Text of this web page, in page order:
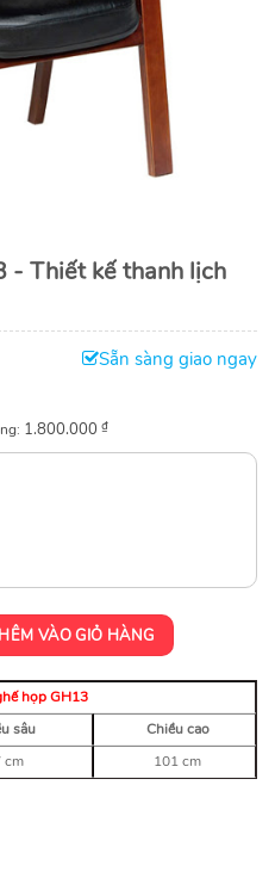
- Thiết kế thanh lịch
Sẵn sàng giao ngay
1.800.000 ₫
VÀO GIỎ HÀNG
họp GH13
sâu
Chiều cao
cm 101 cm